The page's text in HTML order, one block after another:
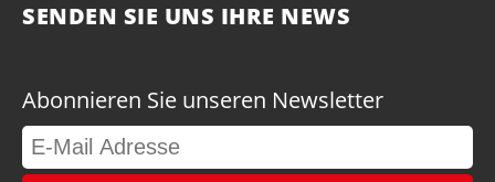
SENDEN SIE UNS IHRE NEWS
Abonnieren Sie unseren Newsletter